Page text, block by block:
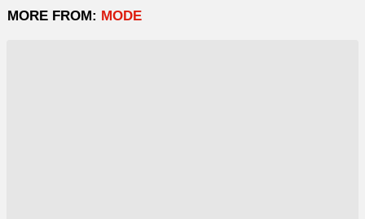
MORE FROM: MODE